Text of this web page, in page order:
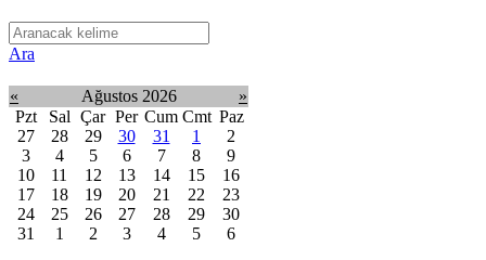
Ara
« Ağustos 2026
»
Pzt
Sal Çar Per Cum Cmt Paz
27
28 29 30 31 1
2
3
4 5 6 7 8
9
10
11 12 13 14 15
16
17
18 19 20 21 22
23
24
25 26 27 28 29
30
31
1 2 3 4 5 6